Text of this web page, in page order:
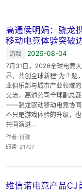
高通侯明娟：骁龙
移动电竞体验突破
游戏 2026-08-04
7月31日，2026全球电竞
界，共创全球新程”为主题
业俱乐部与城市产业领域
交流。高通公司全球副总
——骁龙驱动移动电竞协同
不只是游戏体验的升级，
共同演进...
作者: 肖珑
阅读: 21707
维信诺电竞产品CJ